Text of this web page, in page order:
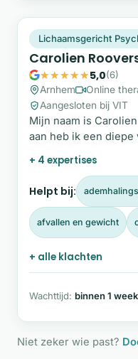
Snel beschikbaar
Lichaamsgericht
Carolien
5,0(6)
Arnhem
Online
Aangesloten bij VIT
Mijn naam is
aan heb ik een
kracht van
leefstijl.
+ 4 expertises
Helpt bij:
afvallen en gewicht
+ alle klachten
Wachttijd: binnen 1 week
Niet zeker wie past?